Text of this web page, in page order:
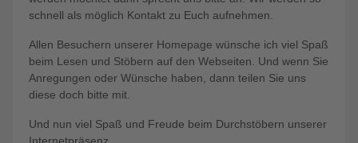
schnell als möglich Kontakt zu Euch aufnehmen.
Allen Besuchern unserer Homepage wünsche ich viel Spaß
beim Lesen und Stöbern auf den Webseiten. Und wenn Sie
Anregungen oder Wünsche haben, dann teilen Sie uns
diese doch bitte mit.
Und nun viel Spaß und Freude beim Durchstöbern unserer
Internetpräsenz.